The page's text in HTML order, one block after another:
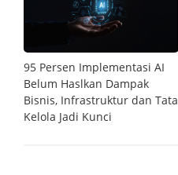
95 Persen Implementasi AI
Belum Haslkan Dampak
Bisnis, Infrastruktur dan Tata
Kelola Jadi Kunci